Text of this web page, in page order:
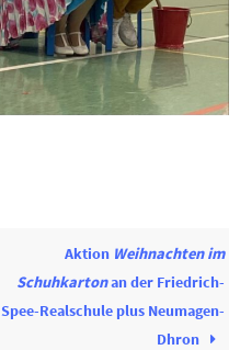
Aktion Weihnachten im
Schuhkartonan der Friedrich-
Spee-Realschule plus Neumagen-
Dhron